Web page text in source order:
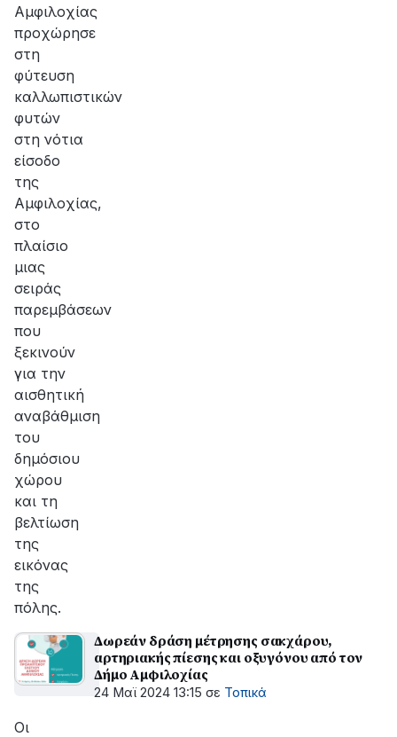
Αμφιλοχίας
προχώρησε
στη
φύτευση
καλλωπιστικών
φυτών
στη νότια
είσοδο
της
Aμφιλοχίας,
στο
πλαίσιο
μιας
σειράς
παρεμβάσεων
που
ξεκινούν
για την
αισθητική
αναβάθμιση
του
δημόσιου
χώρου
και τη
βελτίωση
της
εικόνας
της
πόλης.
Δωρεάν δράση μέτρησης σακχάρου,
αρτηριακής πίεσης και οξυγόνου από τον
Δήμο Αμφιλοχίας
24 Μαϊ 2024 13:15 σε Τοπικά
Οι